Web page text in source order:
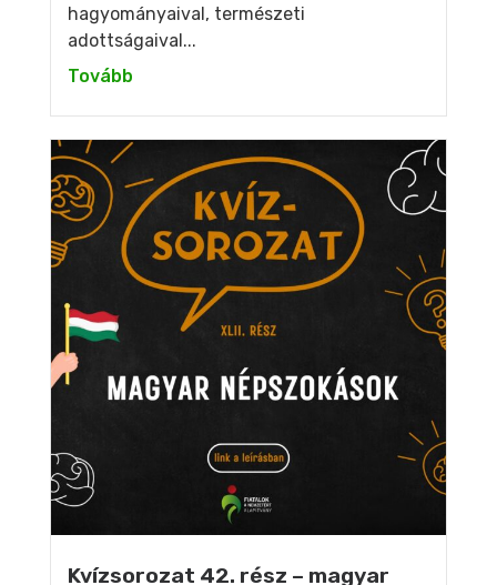
hagyományaival, természeti
adottságaival...
Tovább
Kvízsorozat 42. rész – magyar